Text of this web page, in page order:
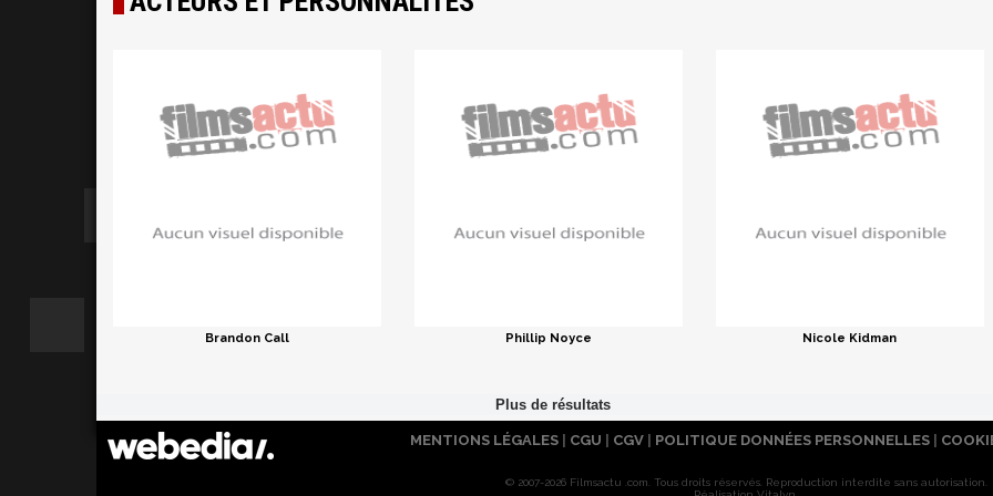
Brandon Call Phillip Noyce Nicole Kidman
MENTIONS LÉGALES | CGU | CGV | POLITIQUE DONNÉES PERSONNELLES |
© 2007-2026 Filmsactu .com. Tous droits réservés. Reproduction interdite sans autorisation.